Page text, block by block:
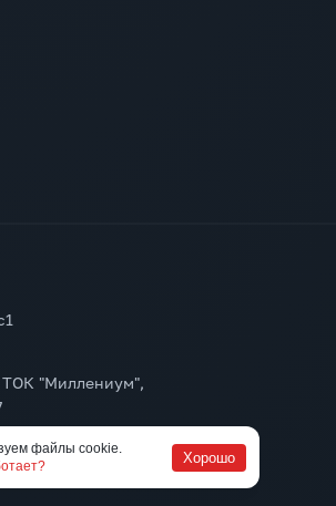
ТОК "Миллениум",
7, 5-й этаж, офис 520
файлы cookie.
Хорошо